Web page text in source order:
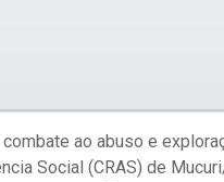
ao abuso e
Social (CRAS) de